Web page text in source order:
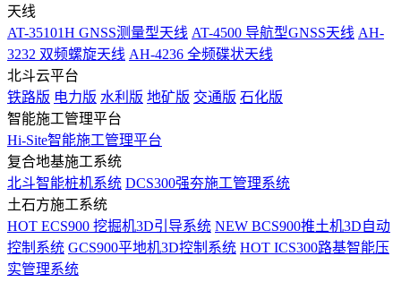
天线
AT-35101H GNSS测量型天线 AT-4500 导航型GNSS天线 AH-
3232 双频螺旋天线 AH-4236 全频碟状天线
北斗云平台
铁路版 电力版 水利版 地矿版 交通版 石化版
智能施工管理平台
Hi-Site智能施工管理平台
复合地基施工系统
北斗智能桩机系统 DCS300强夯施工管理系统
土石方施工系统
HOT ECS900 挖掘机3D引导系统 NEW BCS900推土机3D自动
控制系统 GCS900平地机3D控制系统 HOT ICS300路基智能压
实管理系统